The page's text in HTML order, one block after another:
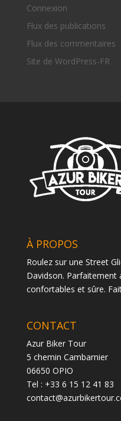
Connexion
Flux des publications
Flux des commentaires
Site de WordPress-FR
À PROPOS
Roulez sur une Street
Davidson. Parfaitement
confortables et sûre.
CONTACT
Azur Biker Tour
5 chemin Cambarnier
06650 OPIO
Tel : +33 6 15 12 41 83